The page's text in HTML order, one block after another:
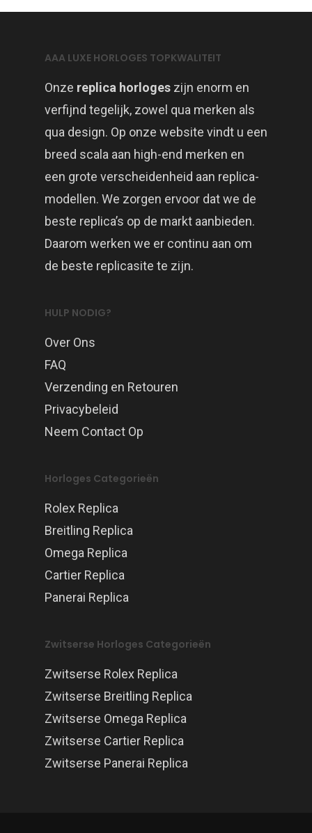
AAA LUXE HORLOGES TOPKWALITEIT
Onze replica horloges zijn enorm en
verfijnd tegelijk, zowel qua merken als
qua design. Op onze website vindt u een
breed scala aan high-end merken en
een grote verscheidenheid aan replica-
modellen. We zorgen ervoor dat we de
beste replica’s op de markt aanbieden.
Daarom werken we er continu aan om
de beste replicasite te zijn.
HULP NODIG?
Over Ons
FAQ
Verzending en Retouren
Privacybeleid
Neem Contact Op
Horloges Categorieën
Rolex Replica
Breitling Replica
Omega Replica
Cartier Replica
Panerai Replica
Zwitserse Horloges Categorieën
Zwitserse Rolex Replica
Zwitserse Breitling Replica
Zwitserse Omega Replica
Zwitserse Cartier Replica
Zwitserse Panerai Replica